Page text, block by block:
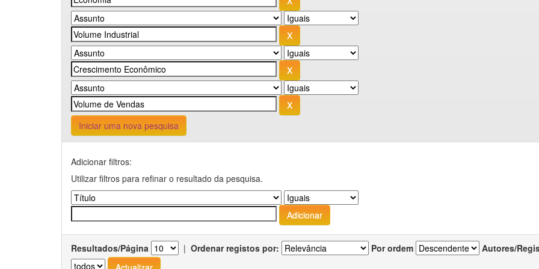
Iniciar uma nova pesquisa
Adicionar filtros:
Utilizar filtros para refinar o resultado da pesquisa.
Resultados/Página | Ordenar registos por: Por ordem Autores/